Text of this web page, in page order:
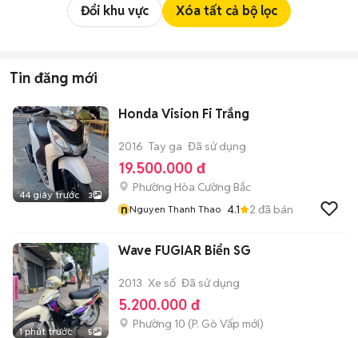
Đổi khu vực Xóa tất cả bộ lọc
Tin đăng mới
44 giây trước 3
Honda Vision Fi Trắng
2016 Tay ga Đã sử dụng
19.500.000 đ
Phường Hòa Cường Bắc
nNguyen Thanh Thao 4.1 2 đã bán
1 phút trước 5
Wave FUGIAR Biển SG
2013 Xe số Đã sử dụng
5.200.000 đ
Phường 10 (P. Gò Vấp mới)